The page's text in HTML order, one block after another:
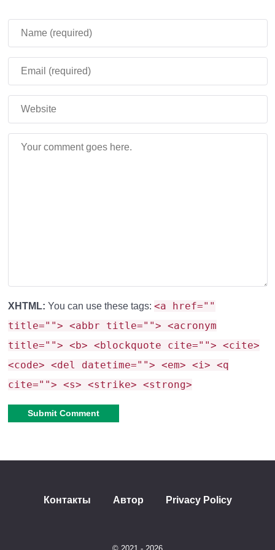
Заключения по Minecraft PE
1.21.120.20
Обновление Minecraft 1.21.120.20 для Android
XHTML: You can use these tags: <a href=""
title=""> <abbr title=""> <acronym
title=""> <b> <blockquote cite=""> <cite>
<code> <del datetime=""> <em> <i> <q
cite=""> <s> <strike> <strong>
Контакты Автор Privacy Policy